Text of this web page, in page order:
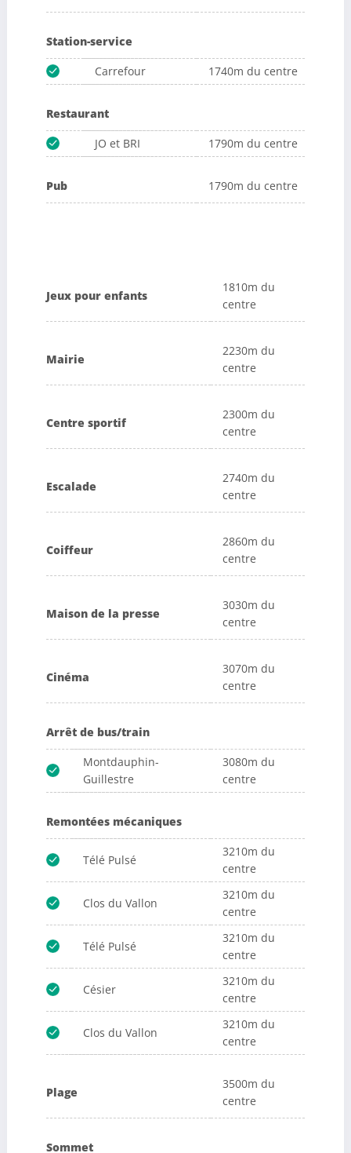
Station-service
Carrefour
1740m du centre
Restaurant
JO et BRI
1790m du centre
Pub 1790m du centre
Jeux pour enfants
1810m du
centre
Mairie
2230m du
centre
Centre sportif
2300m du
centre
Escalade
2740m du
centre
Coiffeur
2860m du
centre
Maison de la presse
3030m du
centre
Cinéma
3070m du
centre
Arrêt de bus/train
Montdauphin-
Guillestre
3080m du
centre
Remontées mécaniques
Télé Pulsé
3210m du
centre
Clos du Vallon
3210m du
centre
Télé Pulsé
3210m du
centre
Césier
3210m du
centre
Clos du Vallon
3210m du
centre
Plage
3500m du
centre
Sommet